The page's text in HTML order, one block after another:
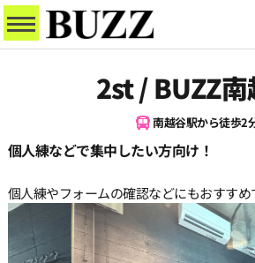
2st / BUZZ
南越谷駅から徒歩2
個人練などで集中したい方向け！
個人練やフォームの確認などにもおすすめ